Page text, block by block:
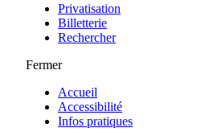
Privatisation
Billetterie
Rechercher
Fermer
Accueil
Accessibilité
Infos pratiques